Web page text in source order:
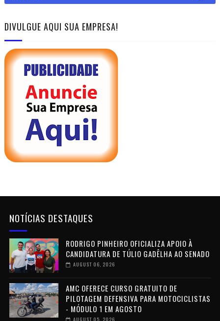
DIVULGUE AQUI SUA EMPRESA!
NOTÍCIAS DESTAQUES
RODRIGO PINHEIRO OFICIALIZA APOIO À
CANDIDATURA DE TÚLIO GADÊLHA AO SENADO
AUGUST 06, 2026
AMC OFERECE CURSO GRATUITO DE
PILOTAGEM DEFENSIVA PARA MOTOCICLISTAS
- MÓDULO 1 EM AGOSTO
AUGUST 05, 2026